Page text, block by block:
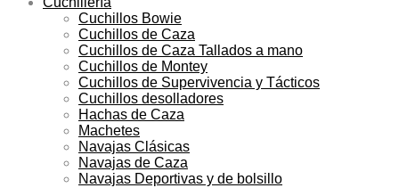
Cuchillos Bowie
Cuchillos de Caza
Cuchillos de Caza Tallados a mano
Cuchillos de Montey
Cuchillos de Supervivencia y Tácticos
Cuchillos desolladores
Hachas de Caza
Machetes
Navajas Clásicas
Navajas de Caza
Navajas Deportivas y de bolsillo